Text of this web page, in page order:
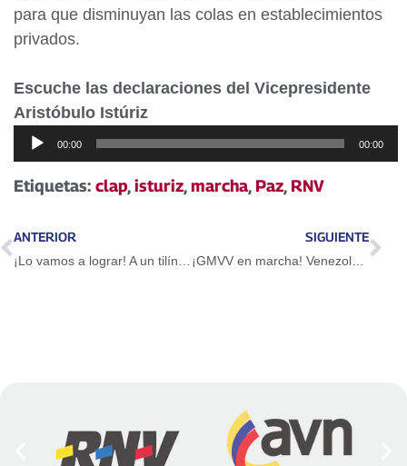
para que disminuyan las colas en establecimientos
privados.
Escuche las declaraciones del Vicepresidente
Aristóbulo Istúriz
Reproductor
de
audio
00:00 00:00
Etiquetas: clap,isturiz,marcha, Paz, RNV
ANTERIOR SIGUIENTE
¡GMVV en marcha! Venezolana paso de una habitación a su propio apartamento en Ciudad Tiuna